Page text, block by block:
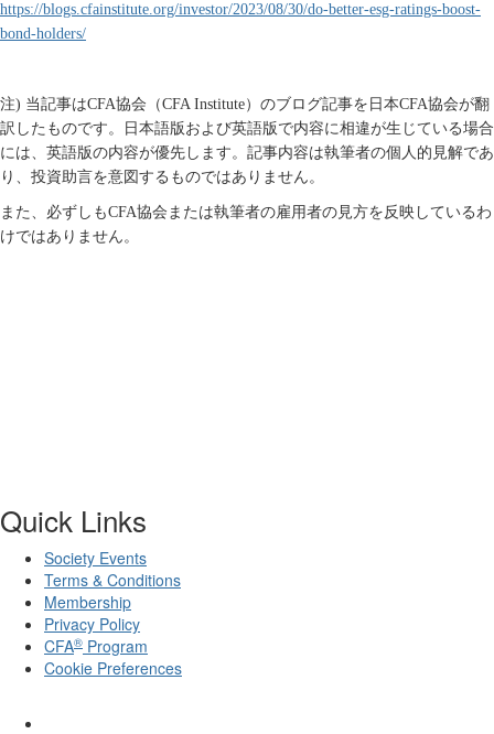
https://blogs.cfainstitute.org/investor/2023/08/30/do-better-esg-ratings-boost-
bond-holders/
注) 当記事はCFA協会（CFA Institute）のブログ記事を日本CFA協会が翻
訳したものです。日本語版および英語版で内容に相違が生じている場合
には、英語版の内容が優先します。記事内容は執筆者の個人的見解であ
り、投資助言を意図するものではありません。
また、必ずしもCFA協会または執筆者の雇用者の見方を反映しているわ
けではありません。
Quick Links
Society Events
Terms & Conditions
Membership
Privacy Policy
CFA® Program
Cookie Preferences